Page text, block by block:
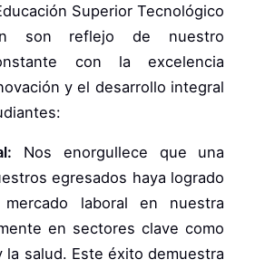
Superior Tecnológico
son reflejo de nuestro
con la excelencia
y el desarrollo integral
Nos enorgullece que una
egresados haya logrado
laboral en nuestra
en sectores clave como
la salud. Este éxito demuestra